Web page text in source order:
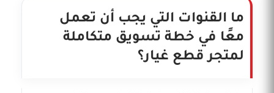
ما القنوات التي يجب أن تعمل
معًا في خطة تسويق متكاملة
لمتجر قطع غيار؟